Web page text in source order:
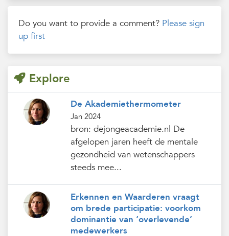
Do you want to provide a comment? Please sign
up first
Explore
De Akademiethermometer
Jan 2024
bron: dejongeacademie.nl De
afgelopen jaren heeft de mentale
gezondheid van wetenschappers
steeds mee...
Erkennen en Waarderen vraagt
om brede participatie: voorkom
dominantie van ‘overlevende’
medewerkers